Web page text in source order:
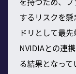
するリスクを
ドリとして最先
NVIDIAとの連
る結果となって